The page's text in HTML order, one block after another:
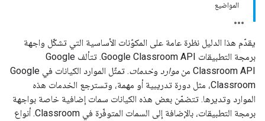
المواضيع
يقدّم هذا الدليل نظرة عامة على المكوّنات الأساسية التي تشكّل واجهة
برمجة التطبيقات Google Classroom API. تتألف Google
Classroom API من
موارد وخدمات
. تمثّل الموارد الكيانات في Google
Classroom، مثل دورة تدريبية أو مهمة، وتسترجع الخدمات هذه
الموارد وتديرها. تتضمّن بعض هذه الكيانات سمات إضافية خاصة بواجهة
برمجة التطبيقات، بالإضافة إلى السمات المتوفّرة في Classroom. أنواع